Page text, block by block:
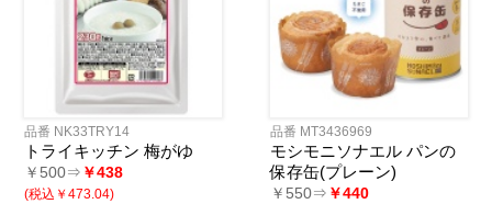
品番 NK33TRY14
トライキッチン 梅がゆ
￥500⇒ ￥438
(税込￥473.04)
品番 MT3436969
モシモニソナエル パンの
保存缶(プレーン)
￥550⇒ ￥440